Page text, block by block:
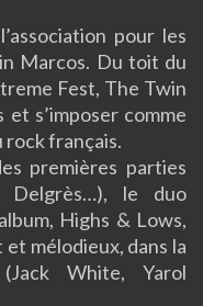
pour les
Marcos. Du toit du
Fest, The Twin
s’imposer comme
rock français.
premières parties
Delgrès…), le duo
Highs & Lows,
mélodieux, dans la
White, Yarol